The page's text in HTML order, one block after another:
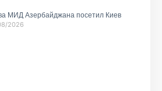
МИД Азербайджана посетил Киев
2026